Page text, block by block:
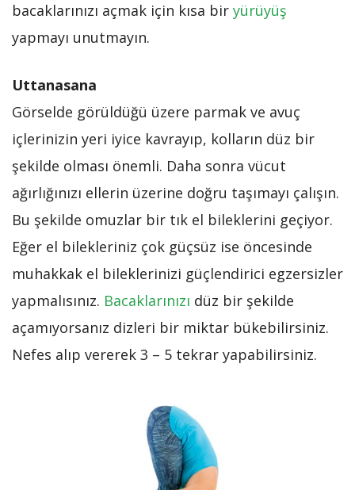
bacaklarınızı açmak için kısa bir yürüyüş
yapmayı unutmayın.
Uttanasana
Görselde görüldüğü üzere parmak ve avuç
içlerinizin yeri iyice kavrayıp, kolların düz bir
şekilde olması önemli. Daha sonra vücut
ağırlığınızı ellerin üzerine doğru taşımayı çalışın.
Bu şekilde omuzlar bir tık el bileklerini geçiyor.
Eğer el bilekleriniz çok güçsüz ise öncesinde
muhakkak el bileklerinizi güçlendirici egzersizler
yapmalısınız. Bacaklarınızı düz bir şekilde
açamıyorsanız dizleri bir miktar bükebilirsiniz.
Nefes alıp vererek 3 – 5 tekrar yapabilirsiniz.